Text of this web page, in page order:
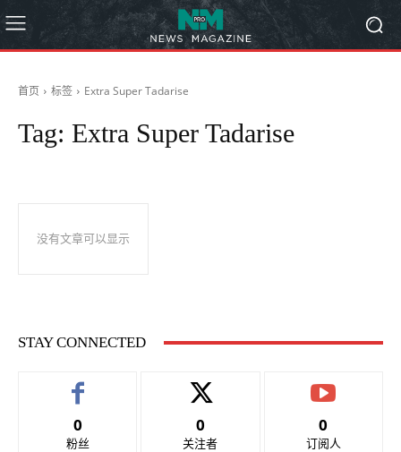
首页 标签 Extra Super Tadarise
Tag: Extra Super Tadarise
没有文章可以显示
STAY CONNECTED
0
粉丝
0
关注者
0
订阅人